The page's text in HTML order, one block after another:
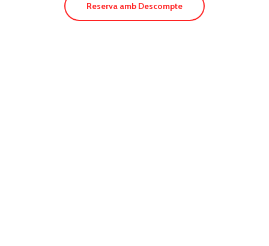
Reserva amb Descompte